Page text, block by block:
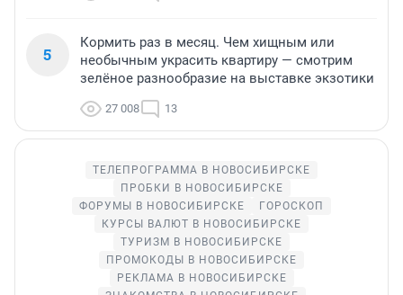
5
Кормить раз в месяц. Чем хищным или
необычным украсить квартиру — смотрим
зелёное разнообразие на выставке экзотики
27 008 13
ТЕЛЕПРОГРАММА В НОВОСИБИРСКЕ
ПРОБКИ В НОВОСИБИРСКЕ
ФОРУМЫ В НОВОСИБИРСКЕ
ГОРОСКОП
КУРСЫ ВАЛЮТ В НОВОСИБИРСКЕ
ТУРИЗМ В НОВОСИБИРСКЕ
ПРОМОКОДЫ В НОВОСИБИРСКЕ
РЕКЛАМА В НОВОСИБИРСКЕ